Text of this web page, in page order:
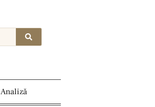
Analiză